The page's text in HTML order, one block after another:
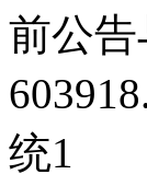
前公
统1